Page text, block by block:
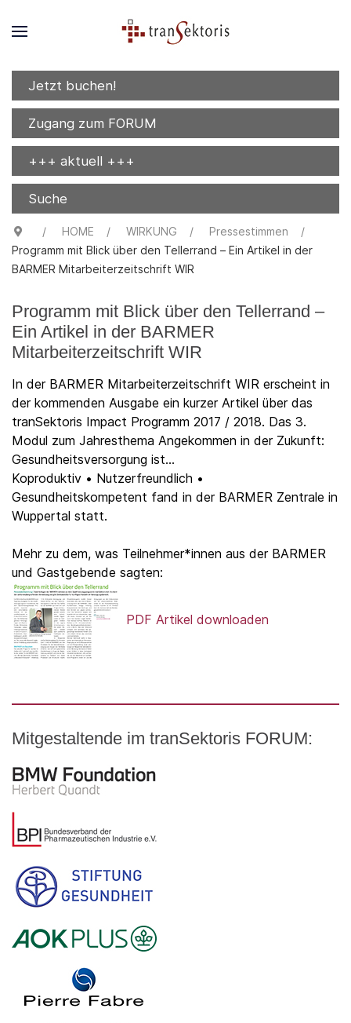
Jetzt buchen!
Zugang zum FORUM
+++ aktuell +++
Suche
HOME WIRKUNG
Pressestimmen
Programm mit Blick über den Tellerrand – Ein Artikel in der
BARMER Mitarbeiterzeitschrift WIR
Programm mit Blick über den Tellerrand –
Ein Artikel in der BARMER
Mitarbeiterzeitschrift WIR
In der BARMER Mitarbeiterzeitschrift WIR erscheint in
der kommenden Ausgabe ein kurzer Artikel über das
tranSektoris Impact Programm 2017 / 2018. Das 3.
Modul zum Jahresthema Angekommen in der Zukunft:
Gesundheitsversorgung ist...
Koproduktiv • Nutzerfreundlich •
Gesundheitskompetent fand in der BARMER Zentrale in
Wuppertal statt.
Mehr zu dem, was Teilnehmer*innen aus der BARMER
und Gastgebende sagten:
PDF Artikel downloaden
Mitgestaltende im tranSektoris FORUM:
Logo – BMW Foundation Herbert Quandt
Logo – BDI Bundesverband der Pharmazeutischen
Logo – Stiftung Gesundheit
Logo – AOK PLUS
Logo – Pierre Fabre Pharma